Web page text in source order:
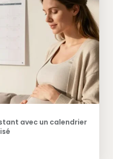
avec un calendrier